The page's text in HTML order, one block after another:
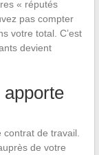
« réputés
pas compter
votre total. C’est
devient
de travail.
de votre